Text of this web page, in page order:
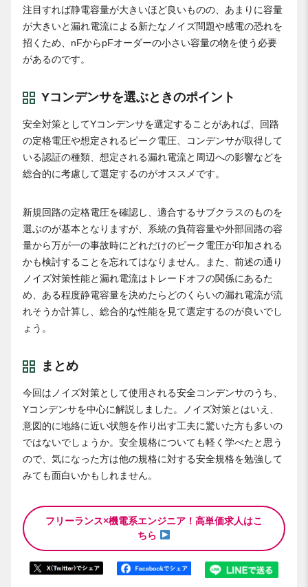
注目すれば静電容量が大きいほど良いものの、あまりに容量
が大きいと漏れ電流による新たなノイズ問題や感電の恐れを
招くため、nFからpFオーダーの小さい容量の物を使う必要
があるのです。
Yコンデンサを選ぶときのポイント
安全対策としてYコンデンサを選定することがあれば、回路
の定格電圧や想定されるピーク電圧、コンデンサが取得して
いる認証の種類、想定される漏れ電流と周辺への影響などを
総合的に考慮して選定するのがオススメです。
新規回路の定格電圧を確認し、適合するサブクラスのものを
選ぶのが基本となりますが、系統の負荷容量や外部回路の容
量から万が一の事故時にどれだけのピーク電圧が印加される
かも検討することを忘れてはなりません。また、前述の通り
ノイズ対策性能と漏れ電流はトレードオフの関係にあるた
め、ある程度静電容量を決めたらどのくらいの漏れ電流が流
れそうか計算し、総合的な性能を見て選定するのが良いでし
ょう。
まとめ
今回はノイズ対策として使用される安全コンデンサのうち、
Yコンデンサを中心に解説しました。ノイズ対策とはいえ、
意図的に地絡に近い状態を作り出す工夫に驚いた方も多いの
ではないでしょうか。安全規格についても軽く学べたと思う
ので、気になった方は他の規格に対する安全規格を勉強して
みても面白いかもしれません。
フリーランス×機電系エンジニア！高単価求人はこ
ちら